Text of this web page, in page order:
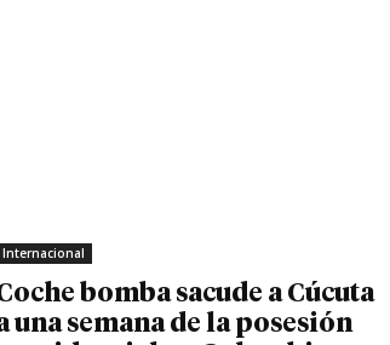
Internacional
bomba sacude a Cúcuta
una semana de la posesión